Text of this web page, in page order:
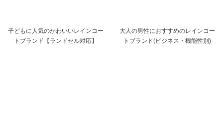
子どもに人気のかわいいレインコー
トブランド【ランドセル対応】
大人の男性におすすめのレインコー
トブランド(ビジネス・機能性別)